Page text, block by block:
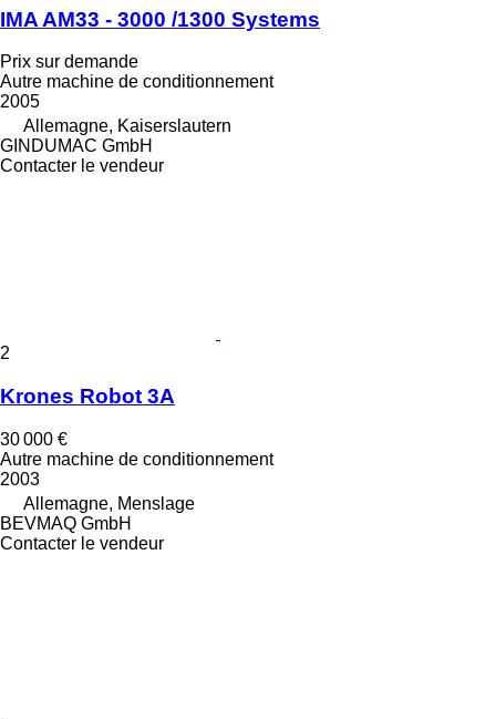
IMA AM33 - 3000 /1300 Systems
Prix sur demande
Autre machine de conditionnement
2005
Allemagne, Kaiserslautern
GINDUMAC GmbH
Contacter le vendeur
2
Krones Robot 3A
30 000 €
Autre machine de conditionnement
2003
Allemagne, Menslage
BEVMAQ GmbH
Contacter le vendeur